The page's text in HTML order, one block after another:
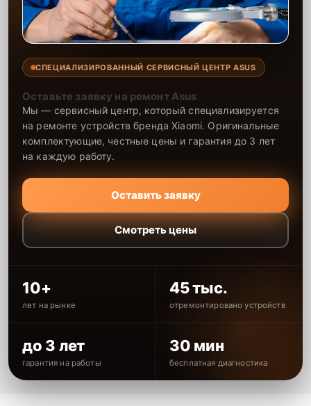
СПЕЦИАЛИЗИРОВАННЫЙ СЕРВИСНЫЙ ЦЕНТР ASUS
Оставьте заявку на ремонт Asus
Мы — сервисный центр, который специализируется
на ремонте устройств бренда Xiaomi. Оригинальные
комплектующие, честные цены и гарантия до 3 лет
на каждую работу.
Оставить заявку
Смотреть цены
10+
лет на рынке
45 тыс.
отремонтировано устройств
до 3 лет
гарантия на работы
30 мин
бесплатная диагностика